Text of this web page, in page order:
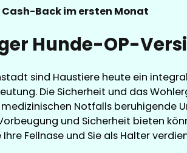
Cash-Back im ersten Monat
Hunde-OP-
sind Haustiere heute ein
Die Sicherheit und das
Notfalls beruhigende
und Sicherheit bieten
Fellnase und Sie als Halter